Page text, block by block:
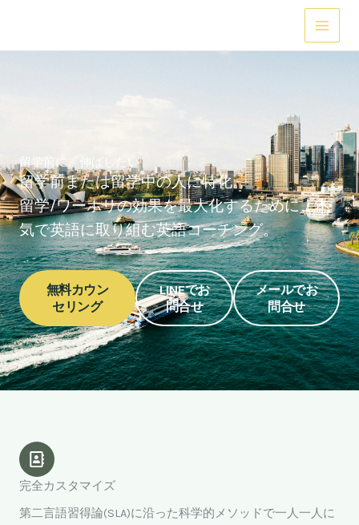
Main
Menu
留学前に、伸ばしたい
留学前または留学中の人に特化。
留学/ワーホリの効果を最大化するために、本
気で英語に取り組む英語コーチング。
無料カウン
セリング
LINEでお
問合せ
メールでお
問合せ
完全カスタマイズ
第二言語習得論(SLA)に沿った科学的メソッドで一人一人に